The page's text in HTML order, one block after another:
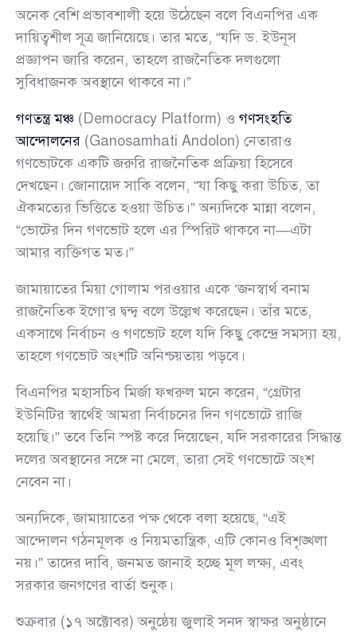
অনেক বেশি প্রভাবশালী হয়ে উঠেছেন বলে বিএনপির এক
দায়িত্বশীল সূত্র জানিয়েছে। তার মতে, “যদি ড. ইউনূস
প্রজ্ঞাপন জারি করেন, তাহলে রাজনৈতিক দলগুলো
সুবিধাজনক অবস্থানে থাকবে না।”
গণতন্ত্র মঞ্চ (Democracy Platform) ও গণসংহতি
আন্দোলনের (Ganosamhati Andolon) নেতারাও
গণভোটকে একটি জরুরি রাজনৈতিক প্রক্রিয়া হিসেবে
দেখছেন। জোনায়েদ সাকি বলেন, “যা কিছু করা উচিত, তা
ঐকমত্যের ভিত্তিতে হওয়া উচিত।” অন্যদিকে মান্না বলেন,
“ভোটের দিন গণভোট হলে এর স্পিরিট থাকবে না—এটা
আমার ব্যক্তিগত মত।”
জামায়াতের মিয়া গোলাম পরওয়ার একে ‘জনস্বার্থ বনাম
রাজনৈতিক ইগো’র দ্বন্দ্ব বলে উল্লেখ করেছেন। তাঁর মতে,
একসাথে নির্বাচন ও গণভোট হলে যদি কিছু কেন্দ্রে সমস্যা হয়,
তাহলে গণভোট অংশটি অনিশ্চয়তায় পড়বে।
বিএনপির মহাসচিব মির্জা ফখরুল মনে করেন, “গ্রেটার
ইউনিটির স্বার্থেই আমরা নির্বাচনের দিন গণভোটে রাজি
হয়েছি।” তবে তিনি স্পষ্ট করে দিয়েছেন, যদি সরকারের সিদ্ধান্ত
দলের অবস্থানের সঙ্গে না মেলে, তারা সেই গণভোটে অংশ
নেবেন না।
অন্যদিকে, জামায়াতের পক্ষ থেকে বলা হয়েছে, “এই
আন্দোলন গঠনমূলক ও নিয়মতান্ত্রিক, এটি কোনও বিশৃঙ্খলা
নয়।” তাদের দাবি, জনমত জানাই হচ্ছে মূল লক্ষ্য, এবং
সরকার জনগণের বার্তা শুনুক।
শুক্রবার (১৭ অক্টোবর) অনুষ্ঠেয় জুলাই সনদ স্বাক্ষর অনুষ্ঠানে